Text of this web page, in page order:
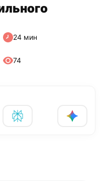
24 мин
74